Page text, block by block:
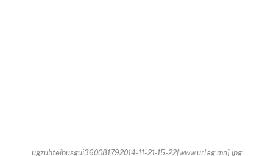
ugzuhteibusgui360081792014-11-21-15-22[www.urlag.mn].jpg